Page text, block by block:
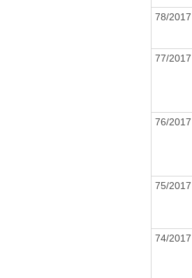
78/2017
77/2017
76/2017
75/2017
74/2017